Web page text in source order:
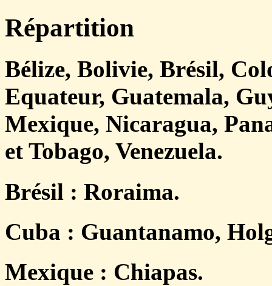
Répartition
Bélize, Bolivie, Brésil,
Equateur, Guatemala,
Mexique, Nicaragua,
et Tobago, Venezuela.
Brésil : Roraima.
Cuba : Guantanamo,
Mexique : Chiapas.